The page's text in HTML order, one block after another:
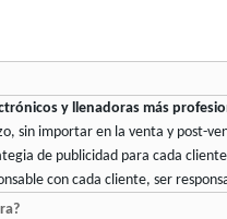
y llenadoras más
sin importar en la venta y post-
de publicidad para cada
con cada cliente, ser